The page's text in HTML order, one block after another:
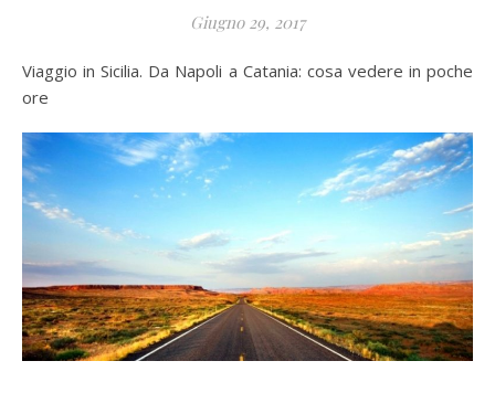
Giugno 29, 2017
Viaggio in Sicilia. Da Napoli a Catania: cosa vedere in poche
ore